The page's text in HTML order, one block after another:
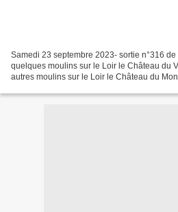
Samedi 23 septembre 2023- sortie n°316
quelques moulins sur le Loir le Château du
autres moulins sur le Loir le Château du